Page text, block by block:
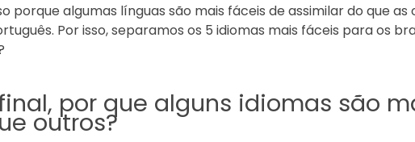
porque algumas línguas são mais fáceis de assimilar do que
Por isso, separamos os 5 idiomas mais fáceis para os
por que alguns idiomas são
outros?